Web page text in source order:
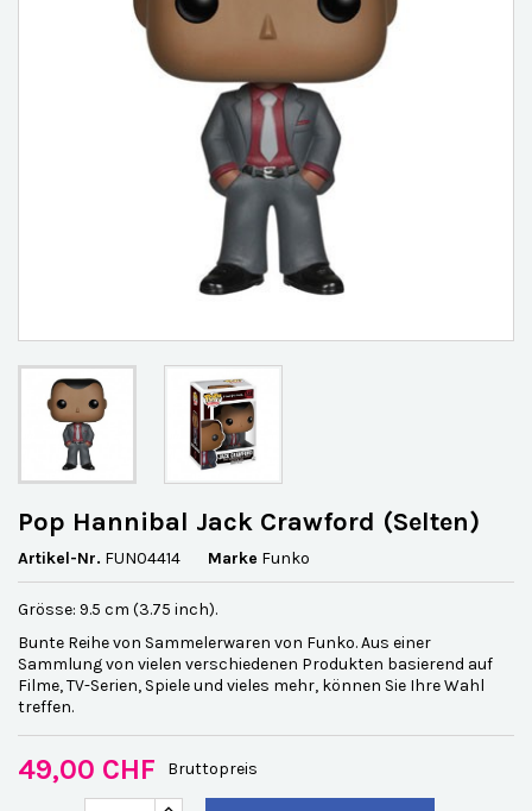
Pop Hannibal Jack Crawford (Selten)
Artikel-Nr. FUN04414 Marke Funko
Grösse: 9.5 cm (3.75 inch).
Bunte Reihe von Sammelerwaren von Funko. Aus einer
Sammlung von vielen verschiedenen Produkten basierend auf
Filme, TV-Serien, Spiele und vieles mehr, können Sie Ihre Wahl
treffen.
49,00 CHF Bruttopreis